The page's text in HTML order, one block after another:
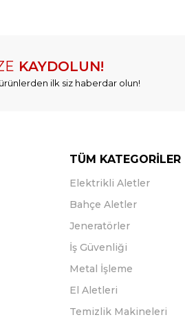
KAYDOLUN!
ilk siz haberdar olun!
TÜM KATEGORİLER
Elektrikli Aletler
Bahçe Aletler
Jeneratörler
İş Güvenliği
Metal İşleme
El Aletleri
Temizlik Makineleri